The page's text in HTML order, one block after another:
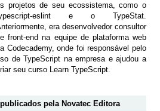
projetos de seu ecossistema, como o
eslint e o TypeStat.
era desenvolvedor consultor
front-end na equipe de plataforma web
Codecademy, onde foi responsável pelo
de TypeScript na empresa e ajudou a
seu curso Learn TypeScript.
pela Novatec Editora